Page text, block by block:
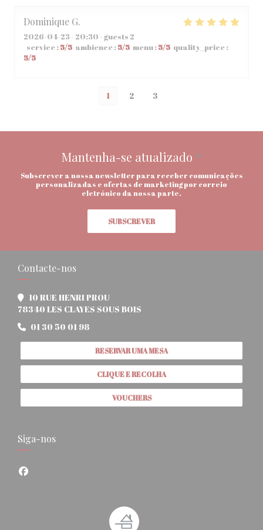
Dominique G
2026-04-23- 20:30 - guests 2
service :5/5 ambience :5/5 menu:5/5 quality_price :
5/5
1 2 3
Mantenha-se atualizado *
Subscrever a nossa newsletter para receber comunicações
personalizadas e ofertas de marketing por correio
eletrónico da nossa parte.
SUBSCREVER
Contacte-nos
10 RUE HENRI PROU
78340 LES CLAYES SOUS BOIS
01 30 50 01 98
RESERVAR UMA MESA
CLIQUE E RECOLHA
VOUCHERS
Siga-nos
Facebook ((abre numa nova janela))